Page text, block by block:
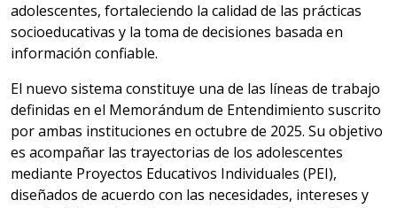
adolescentes, fortaleciendo la calidad de las prácticas
socioeducativas y la toma de decisiones basada en
información confiable.
El nuevo sistema constituye una de las líneas de trabajo
definidas en el Memorándum de Entendimiento suscrito
por ambas instituciones en octubre de 2025. Su objetivo
es acompañar las trayectorias de los adolescentes
mediante Proyectos Educativos Individuales (PEI),
diseñados de acuerdo con las necesidades, intereses y